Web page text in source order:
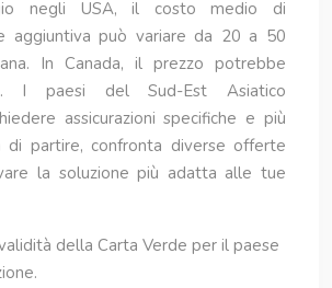
negli USA, il costo medio di
aggiuntiva può variare da 20 a 50
In Canada, il prezzo potrebbe
I paesi del Sud-Est Asiatico
assicurazioni specifiche e più
di partire, confronta diverse offerte
la soluzione più adatta alle tue
della Carta Verde per il paese